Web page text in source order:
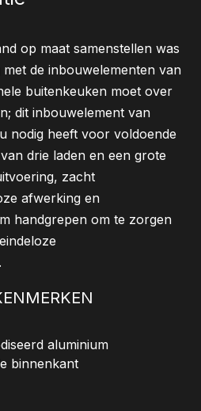
op maat samenstellen was
de inbouwelementen van
buitenkeuken moet over
dit inbouwelement van
nodig heeft voor voldoende
drie laden en een grote
zacht
afwerking en
handgrepen om te zorgen
aluminium
binnenkant